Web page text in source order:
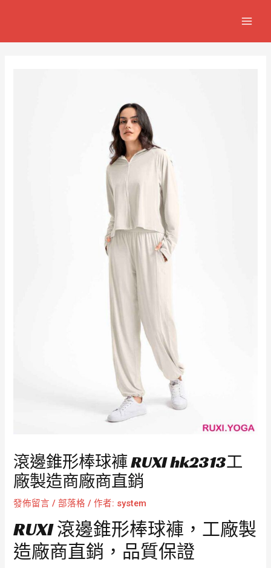
滾邊錐形棒球褲 RUXI hk2313工
廠製造商廠商直銷
發佈留言 /部落格 / 作者: system
RUXI 滾邊錐形棒球褲，工廠製
造廠商直銷，品質保證